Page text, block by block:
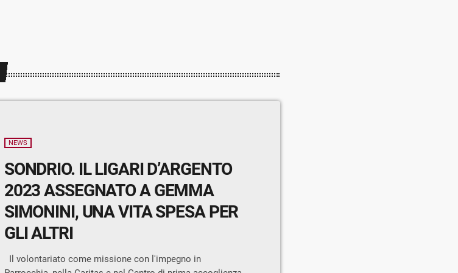
NEWS
SONDRIO. IL LIGARI D’ARGENTO
2023 ASSEGNATO A GEMMA
SIMONINI, UNA VITA SPESA PER
GLI ALTRI
Il volontariato come missione con l'impegno in